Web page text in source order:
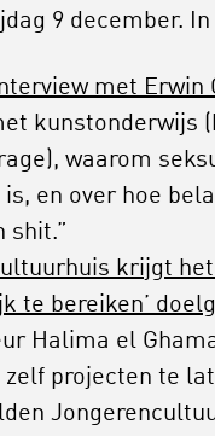
9 december.
met Erwin
kunstonderwijs
waarom
en over hoe
shit.”
krijgt
te bereiken’
Halima el
zelf projecten te